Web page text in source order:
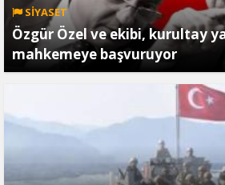
SİYASET
Özgür Özel ve ekibi, kurultay
mahkemeye başvuruyor